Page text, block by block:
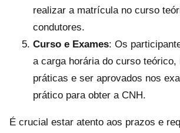
realizar a matrícula no curso
condutores.
Curso e Exames: Os
a carga horária do curso teórico,
práticas e ser aprovados nos
prático para obter a CNH.
É crucial estar atento aos prazos e